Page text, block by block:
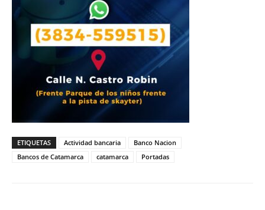
ETIQUETAS Actividad bancaria
Banco Nacion
Bancos de Catamarca
catamarca Portadas